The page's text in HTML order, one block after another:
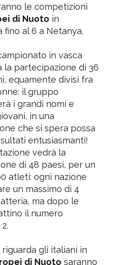
le competizioni
di Nuoto in
fino al 6 a Netanya,
in vasca
la partecipazione di 36
equamente divisi fra
il gruppo
i grandi nomi e
in una
che si spera possa
entusiasmanti!
vedrà la
di 48 paesi, per un
atleti: ogni nazione
un massimo di 4
ma dopo le
il numero
gli italiani in
di Nuoto saranno